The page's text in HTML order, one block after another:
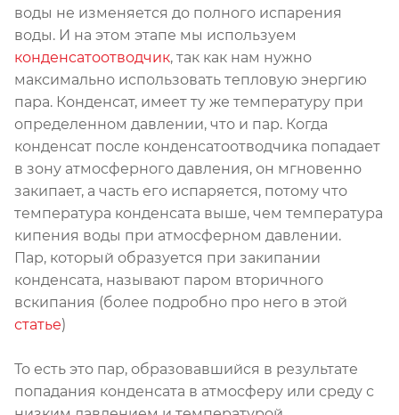
воды не изменяется до полного испарения
воды. И на этом этапе мы используем
конденсатоотводчик, так как нам нужно
максимально использовать тепловую энергию
пара. Конденсат, имеет ту же температуру при
определенном давлении, что и пар. Когда
конденсат после конденсатоотводчика попадает
в зону атмосферного давления, он мгновенно
закипает, а часть его испаряется, потому что
температура конденсата выше, чем температура
кипения воды при атмосферном давлении.
Пар, который образуется при закипании
конденсата, называют паром вторичного
вскипания (более подробно про него в этой
статье)
То есть это пар, образовавшийся в результате
попадания конденсата в атмосферу или среду с